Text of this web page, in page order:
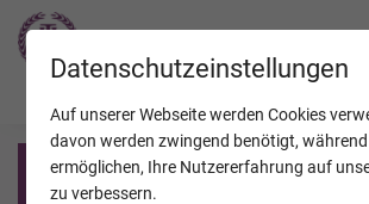
Registrierung auf
Datenschutzeinstellungen
Auf unserer Webseite werden Cookies
davon werden zwingend benötigt,
ermöglichen, Ihre Nutzererfahrung auf
zu verbessern.
JAHRESTAGE KALENDER